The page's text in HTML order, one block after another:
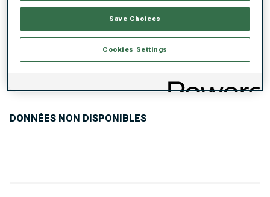
Données non disponibles
TENDANCE DES PERFORMANCES
DONNÉES NON DISPONIBLES
Save Choices
Cookies Settings